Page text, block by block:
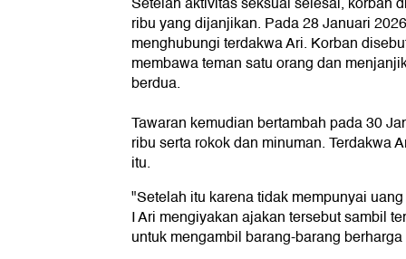
ribu yang dijanjikan. Pada 28 Januari
menghubungi terdakwa Ari. Korban
membawa teman satu orang dan
berdua.
Tawaran kemudian bertambah pada 30
ribu serta rokok dan minuman. Terdakwa
itu.
"Setelah itu karena tidak mempunyai
I Ari mengiyakan ajakan tersebut sambil
untuk mengambil barang-barang